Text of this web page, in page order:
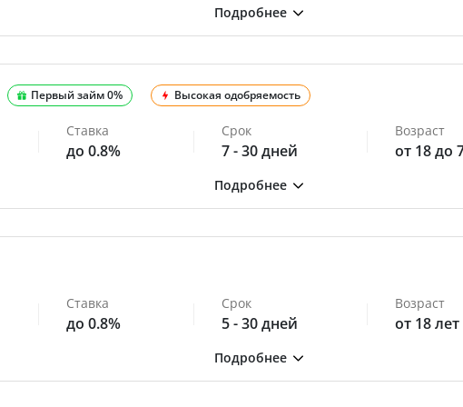
Первый займ 0% Высокая одобряемость
Ставка
до 0.8%
Срок
7 - 30 дней
Возраст
от 18 до
Ставка
до 0.8%
Срок
5 - 30 дней
Возраст
от 18 лет